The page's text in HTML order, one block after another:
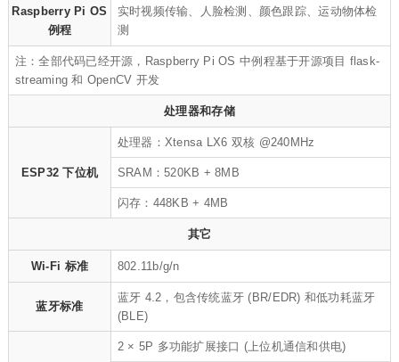
Raspberry Pi OS
例程
实时视频传输、人脸检测、颜色跟踪、运动物体检
测
注：全部代码已经开源，Raspberry Pi OS 中例程基于开源项目 flask-
streaming 和 OpenCV 开发
处理器和存储
ESP32 下位机
处理器：Xtensa LX6 双核 @240MHz
SRAM：520KB + 8MB
闪存：448KB + 4MB
其它
Wi-Fi 标准 802.11b/g/n
蓝牙标准
蓝牙 4.2，包含传统蓝牙 (BR/EDR) 和低功耗蓝牙
(BLE)
2 × 5P 多功能扩展接口 (上位机通信和供电)